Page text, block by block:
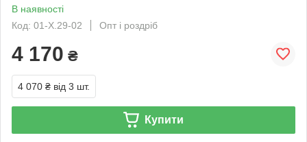
В наявності
Код: 01-Х.29-02
Опт і роздріб
4 170 ₴
4 070 ₴ від 3 шт.
Купити